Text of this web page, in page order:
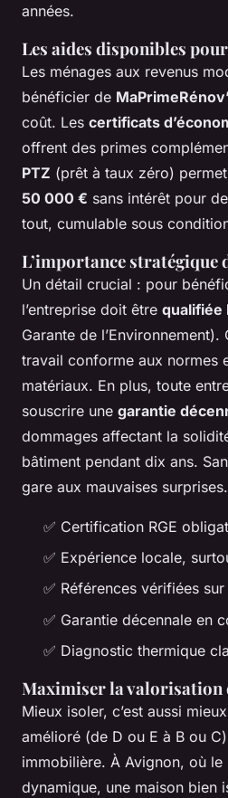
années.
Les aides disponibles
Les ménages aux revenus
bénéficier de
coût. Les certificats
offrent des primes
PTZ (prêt à taux zéro) permet
50 000 € sans intérêt pour
tout, cumulable sous
L’importance stratégique
Un détail crucial : pour
l’entreprise doit être qualifiée
Garante de
travail conforme aux normes
matériaux. En plus, toute
souscrire une garantie
dommages affectant la
bâtiment pendant dix ans.
gare aux mauvaises surprises.
✅ Certification RGE
✅ Expérience locale,
✅ Références vérifiées
✅ Garantie décennale en
✅ Diagnostic thermique
Maximiser la valorisation
Mieux isoler, c’est aussi
amélioré (de D ou E à B ou
immobilière. À Avignon, où le
dynamique, une maison bien